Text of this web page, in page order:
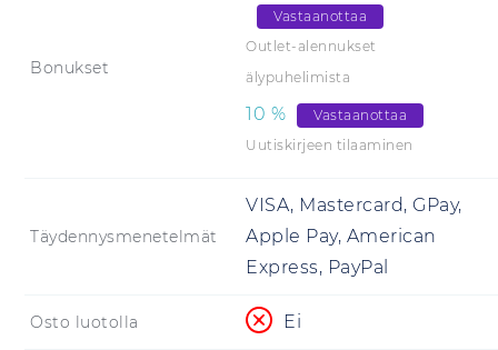
Bonukset
Vastaanottaa
Outlet-alennukset
älypuhelimista
10 %
Vastaanottaa
Uutiskirjeen tilaaminen
Täydennysmenetelmät
VISA, Mastercard, GPay,
Apple Pay, American
Express, PayPal
Osto luotolla Ei